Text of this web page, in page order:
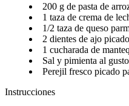
200 g de pasta de arroz​​​​‌
1 taza de crema de leche o nata para cocinar​​​​‌
1/2 taza de queso parmesano rallado​​​​‌
2 dientes de ajo picados​​​​‌
1 cucharada de mantequilla​​​​‌
Sal y pimienta al gusto​​​​‌ ‍ ​‍​‍‌‍ ‌ ​‍‌‍‍‌‌‍‌ ‌‍‍‌‌‍ ‍​‍​‍​ ‍‍​‍​‍‌ ​ ‌‍​‌‌‍ ‍‌‍‍‌‌ ‌​‌ ‍‌​‍ ‍‌‍‍‌‌‍ ​‍​‍​‍ ​​‍​‍‌‍‍​‌ ​‍‌‍‌‌‌‍‌‍​‍​‍​ ‍‍​‍​‍‌‍‍​‌ ‌​‌ ‌​‌ ​​‌ ​ ​ ‍‍​‍ ​‍ ‌ ‌​‌ ‌‌‌‍​ ‌‍​‌‌ ​​‌‍‌‌‌‍ ​​‍ ‍‌ ​ ‌‍​‌‌‍ ‍‌‍‍‌‌ ‌​‌ ‍‌​‍ ‍‌ ​ ‌ ‌​‌ ‌‌‌‍‌​‌‍‍‌‌‍ ​‍ ‌‍‍‌‌‍ ‍‌ ‌​‌‍‌‌‌‍ ‍‌ ‌​​‍ ‌‍‌‌‌‍‌​‌‍‍‌‌ ‌​​‍ ‌‍ ‌‌‍ ‌‍‌​‌‍‌‌​ ‌‌ ​​‌ ​‍‌‍‌‌‌ ​ ‌‍‌‌‌‍ ‍‌ ‌​‌‍​‌‌ ‌​‌‍‍‌‌‍ ‌‍ ‍​ ‍ ‌‍‍‌‌‍‌​​ ‌‌ ​‍‌‍‌‌‌‍​ ‌‍‍‌‌ ​​‌‍‌‌​‍ ‌​ ‍​​ ‌ ​ ‌‌​ ​‌​ ‍ ‌ ‌​‌ ‍‌‌ ​​‌‍‌‌​ ‌‌ ​‍‌‍‌‌‌‍​ ‌‍‍‌‌ ​​‌‍‌‌​ ‍ ‌ ​​‌‍​‌‌ ‌​‌‍‍​​ ‌‌‍‍‌‌‍ ‍‌‍‌ ‌ ​‍‌‍‌‌‌‍‌​‌‍‍‌‌‍‌‌‌‍ ‍‌ ‌​‌ ​ ​‍‌‌​ ‌‌‌​​‍‌‌ ‌‍‍ ‌‍‌‌‌ ‍‌​‍‌‌​ ​ ‌​‌​​‍‌‌​ ​ ‌​‌​​‍‌‌​ ​‍​ ​‍‌‍‌‍​ ‌‌​ ‍​​ ​​‌‍​‍​ ‌‍​ ​‌‌‍​‌​ ‌​​ ​‍​ ​‍​ ‌​​‍‌‌​ ​‍​ ​‍​‍‌‌​ ‌‌‌​‌​​‍ ‍‌‍​ ‌‍‍​‌‍‍‌‌‍ ​‌‍‌​‌ ​‍‌‍‌‌‌‍ ‍​‍‌‌​ ‌‌‌​​‍‌‌ ‌‍‍ ‌‍‌‌‌ ‍‌​‍‌‌​ ​ ‌​‌​​‍‌‌​ ​ ‌​‌​​‍‌‌​ ​‍​ ​‍‌‍​‌​ ​‍​ ​‍​ ‌​​ ​​​ ‌‍‌‍‌‍​ ​ ‌‍‌‍‌‍‌​​ ‌ ‌‍​‌​‍‌‌​ ​‍​ ​‍​‍‌‌​ ‌‌‌​‌​​‍ ‍‌ ‌​‌‍‌‌‌ ‍​‌ ‌​​ ‌‍​‍‌‍​‌‌ ​ ‌‍‌‌‌‌‌‌‌ ​‍‌‍ ​​ ‌‌‍‍​‌ ‌​‌ ‌​‌ ​​‌ ​ ​‍‌‌​ ​ ‌​​‌​‍‌‌​ ​‍‌​‌‍​‍‌‌​ ​‍‌​‌‍‌ ‌​‌ ‌‌‌‍​ ‌‍​‌‌ ​​‌‍‌‌‌‍ ​​‍ ‍‌ ​ ‌‍​‌‌‍ ‍‌‍‍‌‌ ‌​‌ ‍‌​‍ ‍‌ ​ ‌ ‌​‌ ‌‌‌‍‌​‌‍‍‌‌‍ ​‍‌‍‌‍‍‌‌‍‌​​ ‌‌ ​‍‌‍‌‌‌‍​ ‌‍‍‌‌ ​​‌‍‌‌​‍ ‌​ ‍​​ ‌ ​ ‌‌​ ​‌​‍‌‍‌ ‌​‌ ‍‌‌ ​​‌‍‌‌​ ‌‌ ​‍‌‍‌‌‌‍​ ‌‍‍‌‌ ​​‌‍‌‌​‍‌‍‌ ​​‌‍​‌‌ ‌​‌‍‍​​ ‌‌‍‍‌‌‍ ‍‌‍‌ ‌ ​‍‌‍‌‌‌‍‌​‌‍‍‌‌‍‌‌‌‍ ‍‌ ‌​‌ ​ ​‍‌‌​ ‌‌‌​​‍‌‌ ‌‍‍ ‌‍‌‌‌ ‍‌​‍‌‌​ ​ ‌​‌​​‍‌‌​ ​ ‌​‌​​‍‌‌​ ​‍​ ​‍‌‍‌‍​ ‌‌​ ‍​​ ​​‌‍​‍​ ‌‍​ ​‌‌‍​‌​ ‌​​ ​‍​ ​‍​ ‌​​‍‌‌​ ​‍​ ​‍​‍‌‌​ ‌‌‌​‌​​‍ ‍‌‍​ ‌‍‍​‌‍‍‌‌‍ ​‌‍‌​‌ ​‍‌‍‌‌‌‍ ‍​‍‌‌​ ‌‌‌​​‍‌‌ ‌‍‍ ‌‍‌‌‌ ‍‌​‍‌‌​ ​ ‌​‌​​‍‌‌​ ​ ‌​‌​​‍‌‌​ ​‍​ ​‍‌‍​‌​ ​‍​ ​‍​ ‌​​ ​​​ ‌‍‌‍‌‍​ ​ ‌‍‌‍‌‍‌​​ ‌ ‌‍​‌​‍‌‌​ ​‍​ ​‍​‍‌‌​ ‌‌‌​‌​​‍ ‍‌ ‌​‌‍‌‌‌ ‍​‌ ‌​​‍‌‍‌ ​​‌‍‌‌‌ ​‍‌ ​ ‌ ​​‌‍‌‌‌‍​ ‌ ‌​‌‍‍‌‌ ‌‍‌‍‌‌​ ‌‌ ​​‌ ‌‌‌‍​‍‌‍ ​‌‍‍‌‌ ​ ‌‍‍​‌‍‌‌‌‍‌​​‍​‍‌ ‌
Perejil fresco picado para decorar (opcional)​​​​‌
Instrucciones